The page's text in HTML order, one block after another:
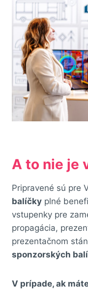
A to nie je
Pripravené sú pre
balíčky plné
vstupenky pre
propagácia,
prezentačnom
sponzorských
V prípade, ak